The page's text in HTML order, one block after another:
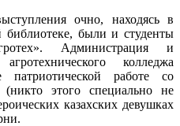
очно, находясь в
библиотеке, были и студенты
Администрация и
колледжа
работе со
(никто этого специально не
казахских девушках